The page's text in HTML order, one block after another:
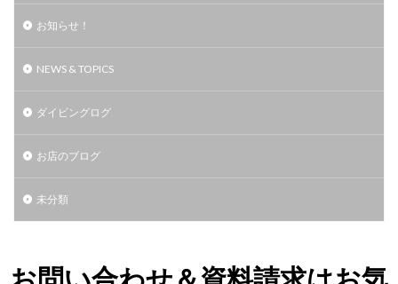
お知らせ！
NEWS & TOPICS
ダイビングログ
お店のブログ
未分類